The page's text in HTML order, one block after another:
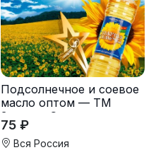
Подсолнечное и соевое
масло оптом — ТМ
Золотая Семечка
75 ₽
Вся Россия